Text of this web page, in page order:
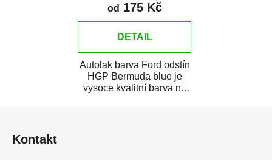
od 175 Kč
DETAIL
Autolak barva Ford odstín
HGP Bermuda blue je
vysoce kvalitní barva na
Kontakt